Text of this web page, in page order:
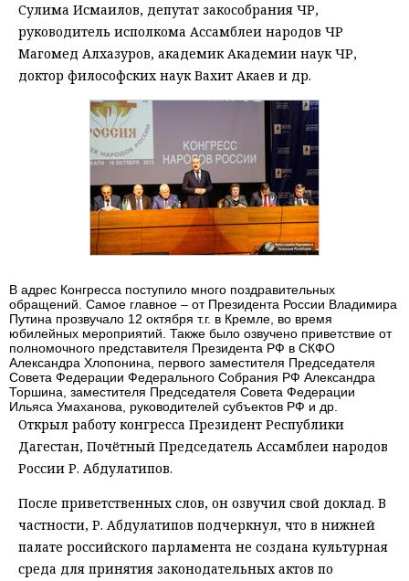
Сулима Исмаилов, депутат закособрания ЧР,
руководитель исполкома Ассамблеи народов ЧР
Магомед Алхазуров, академик Академии наук ЧР,
доктор философских наук Вахит Акаев и др.
В адрес Конгресса поступило много поздравительных
обращений. Самое главное – от Президента России Владимира
Путина прозвучало 12 октября т.г. в Кремле, во время
юбилейных мероприятий. Также было озвучено приветствие от
полномочного представителя Президента РФ в СКФО
Александра Хлопонина, первого заместителя Председателя
Совета Федерации Федерального Собрания РФ Александра
Торшина, заместителя Председателя Совета Федерации
Ильяса Умаханова, руководителей субъектов РФ и др.
Открыл работу конгресса Президент Республики
Дагестан, Почётный Председатель Ассамблеи народов
России Р. Абдулатипов.
После приветственных слов, он озвучил свой доклад. В
частности, Р. Абдулатипов подчеркнул, что в нижней
палате российского парламента не создана культурная
среда для принятия законодательных актов по